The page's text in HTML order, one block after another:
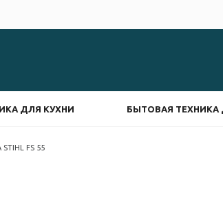
ДЛЯ КУХНИ БЫТОВАЯ
FS 55